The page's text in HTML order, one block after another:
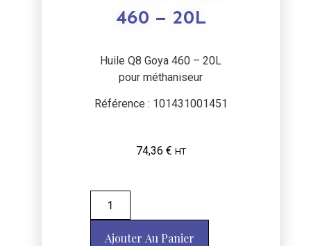
460 – 20L
Huile Q8 Goya 460 – 20L
pour méthaniseur
Référence : 101431001451
74,36 € HT
Ajouter Au Panier